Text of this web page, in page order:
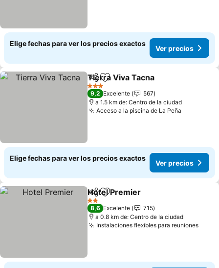
Elige fechas para ver los precios exactos
Ver precios
Compartir
Agregar a favoritos
Tierra Viva Tacna
3 Estrellas
9,2 Excelente
567
a 1.5 km de: Centro de la ciudad
Acceso a la piscina de La Peña
Elige fechas para ver los precios exactos
Ver precios
CompartirAgregar a favoritos
Hotel Premier
2 Estrellas
8,6 Excelente
715
a 0.8 km de: Centro de la ciudad
Instalaciones flexibles para reunionesVer